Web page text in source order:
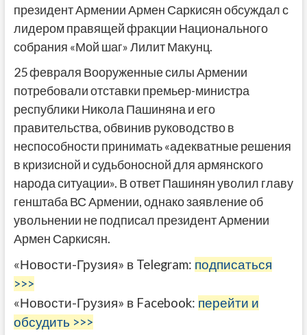
президент Армении Армен Саркисян обсуждал с
лидером правящей фракции Национального
собрания «Мой шаг» Лилит Макунц.
25 февраля Вооруженные силы Армении
потребовали отставки премьер-министра
республики Никола Пашиняна и его
правительства, обвинив руководство в
неспособности принимать «адекватные решения
в кризисной и судьбоносной для армянского
народа ситуации». В ответ Пашинян уволил главу
генштаба ВС Армении, однако заявление об
увольнении не подписал президент Армении
Армен Саркисян.
«Новости-Грузия» в Telegram: подписаться
>>>
«Новости-Грузия» в Facebook: перейти и
обсудить >>>